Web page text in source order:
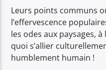
Leurs points communs
l’effervescence
les odes aux paysages,
quoi s’allier
humblement humain !